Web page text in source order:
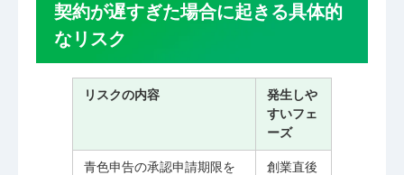
契約が遅すぎた場合に起きる具体的
なリスク
リスクの内容
発生しや
すいフェ
ーズ
青色申告の承認申請期限を
創業直後